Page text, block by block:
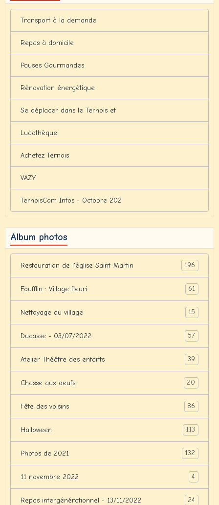
Transport à la demande
Repas à domicile
Pauses Gourmandes
Rénovation énergétique
Se déplacer dans le Ternois et
Ludothèque
Achetez Ternois
VAZY
TernoisCom Infos - Octobre 202
Album photos
Restauration de l'église Saint-Martin 196
Foufflin : Village fleuri 61
Nettoyage du village 15
Ducasse - 03/07/2022 57
Atelier Théâtre des enfants 39
Chasse aux oeufs 20
Fête des voisins 86
Halloween 113
Photos de 2021 132
11 novembre 2022 4
Repas intergénérationnel - 13/11/2022 24